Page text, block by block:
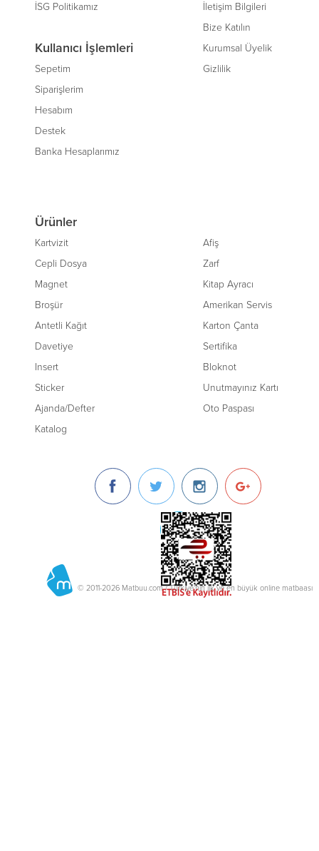
İSG Politikamız
Kullanıcı İşlemleri
Sepetim
Siparişlerim
Hesabım
Destek
Banka Hesaplarımız
İletişim Bilgileri
Bize Katılın
Kurumsal Üyelik
Gizlilik
Ürünler
Kartvizit
Cepli Dosya
Magnet
Broşür
Antetli Kağıt
Davetiye
Insert
Sticker
Ajanda/Defter
Katalog
Afiş
Zarf
Kitap Ayracı
Amerikan Servis
Karton Çanta
Sertifika
Bloknot
Unutmayınız Kartı
Oto Paspası
© 2011-2026 Matbuu.com / Türkiye'nin ilk ve en büyük online matbaası